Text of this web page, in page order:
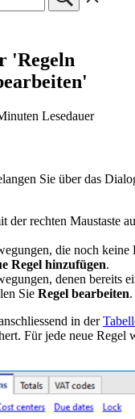
'Regeln
Lesedauer
Sie über das
der rechten Maustaste
die noch keine
Regel hinzufügen.
denen bereits
Sie Regel bearbeiten.
in der
Für jede neue Regel